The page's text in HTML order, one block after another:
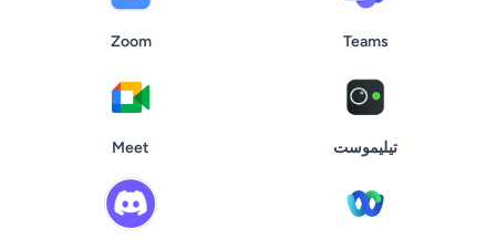
Zoom Teams
Meet تيليموست